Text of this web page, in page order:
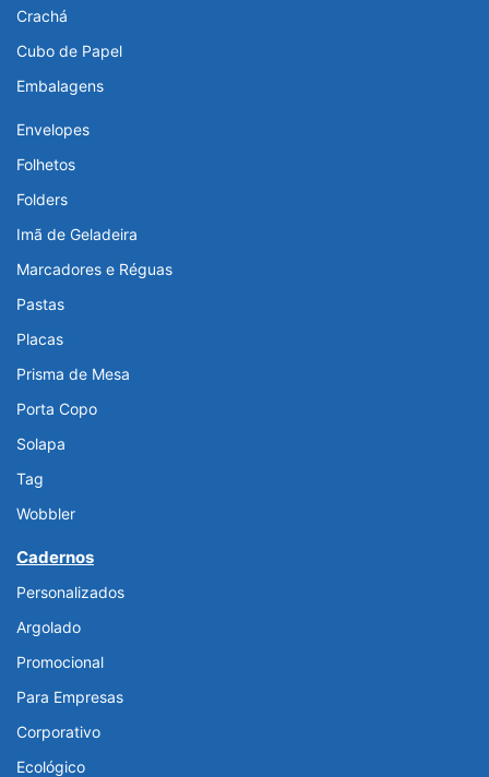
Crachá
Cubo de Papel
Embalagens
Envelopes
Folhetos
Folders
Imã de Geladeira
Marcadores e Réguas
Pastas
Placas
Prisma de Mesa
Porta Copo
Solapa
Tag
Wobbler
Cadernos
Personalizados
Argolado
Promocional
Para Empresas
Corporativo
Ecológico